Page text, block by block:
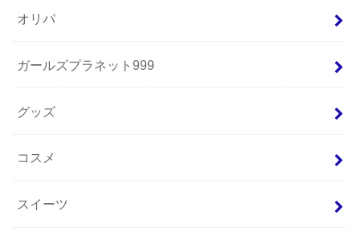
オリパ
ガールズプラネット999
グッズ
コスメ
スイーツ